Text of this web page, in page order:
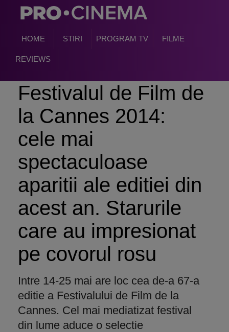
HOME STIRI PROGRAM TV FILME
REVIEWS
Festivalul de Film de
la Cannes 2014:
cele mai
spectaculoase
aparitii ale editiei din
acest an. Starurile
care au impresionat
pe covorul rosu
Intre 14-25 mai are loc cea de-a 67-a
editie a Festivalului de Film de la
Cannes. Cel mai mediatizat festival
din lume aduce o selectie